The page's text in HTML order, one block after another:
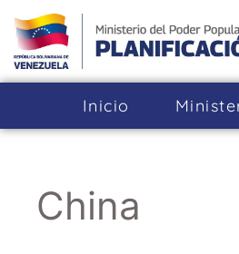
Inicio
China